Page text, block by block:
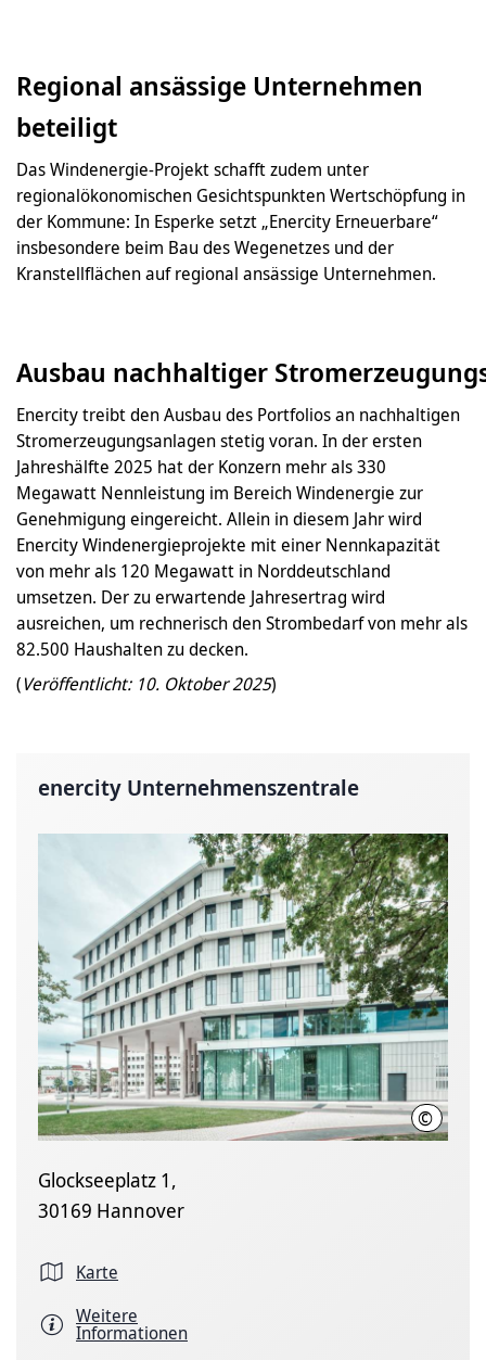
Regional ansässige Unternehmen
beteiligt
Das Windenergie-Projekt schafft zudem unter
regionalökonomischen Gesichtspunkten Wertschöpfung in
der Kommune: In Esperke setzt „Enercity Erneuerbare“
insbesondere beim Bau des Wegenetzes und der
Kranstellflächen auf regional ansässige Unternehmen.
Ausbau nachhaltiger
Enercity treibt den Ausbau des Portfolios an nachhaltigen
Stromerzeugungsanlagen stetig voran. In der ersten
Jahreshälfte 2025 hat der Konzern mehr als 330
Megawatt Nennleistung im Bereich Windenergie zur
Genehmigung eingereicht. Allein in diesem Jahr wird
Enercity Windenergieprojekte mit einer Nennkapazität
von mehr als 120 Megawatt in Norddeutschland
umsetzen. Der zu erwartende Jahresertrag wird
ausreichen, um rechnerisch den Strombedarf von mehr als
82.500 Haushalten zu decken.
(Veröffentlicht: 10. Oktober 2025)
enercity Unternehmenszentrale
© enercity
Glockseeplatz 1,
30169 Hannover
Karte
Weitere
Informationen